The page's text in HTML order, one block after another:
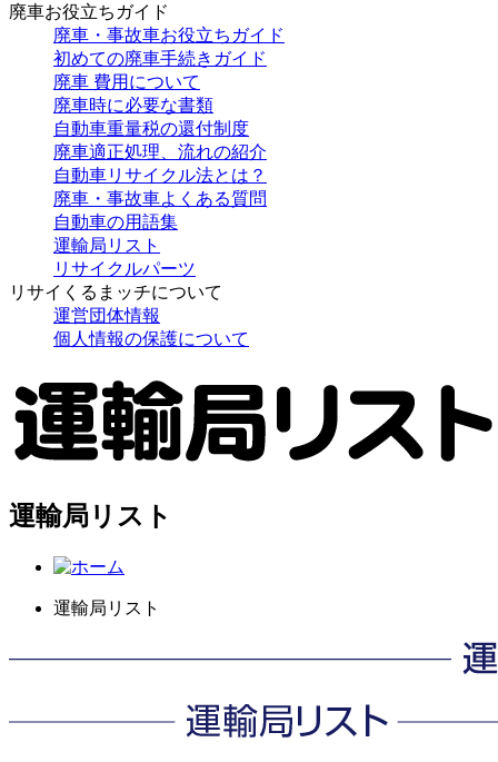
廃車お役立ちガイド
廃車・事故車お役立ちガイド
初めての廃車手続きガイド
廃車 費用について
廃車時に必要な書類
自動車重量税の還付制度
廃車適正処理、流れの紹介
自動車リサイクル法とは？
廃車・事故車よくある質問
自動車の用語集
運輸局リスト
リサイクルパーツ
リサイくるまッチについて
運営団体情報
個人情報の保護について
運輸局リスト
運輸局リスト